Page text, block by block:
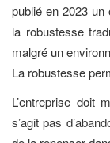
publié en 2023
la robustesse
malgré un
La robustesse
L’entreprise doit
s’agit pas